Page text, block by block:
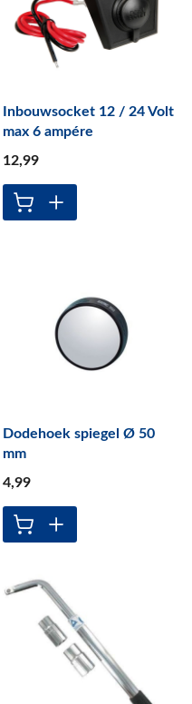
Inbouwsocket 12 / 24 Volt
max 6 ampére
12,99
Dodehoek spiegel Ø 50
mm
4,99